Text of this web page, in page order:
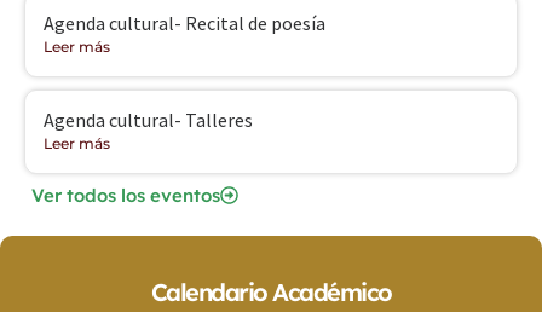
Agenda cultural- Recital de poesía
Leer más
Agenda cultural- Talleres
Leer más
Ver todos los eventos
Calendario Académico